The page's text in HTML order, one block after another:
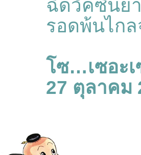
ฉีดวัคซีนย
รอดพ้นไก
โซ…เซอะเ
27 ตุลาคม